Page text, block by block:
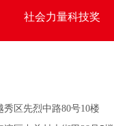
社会力量科技奖
秀区先烈中路80号10楼